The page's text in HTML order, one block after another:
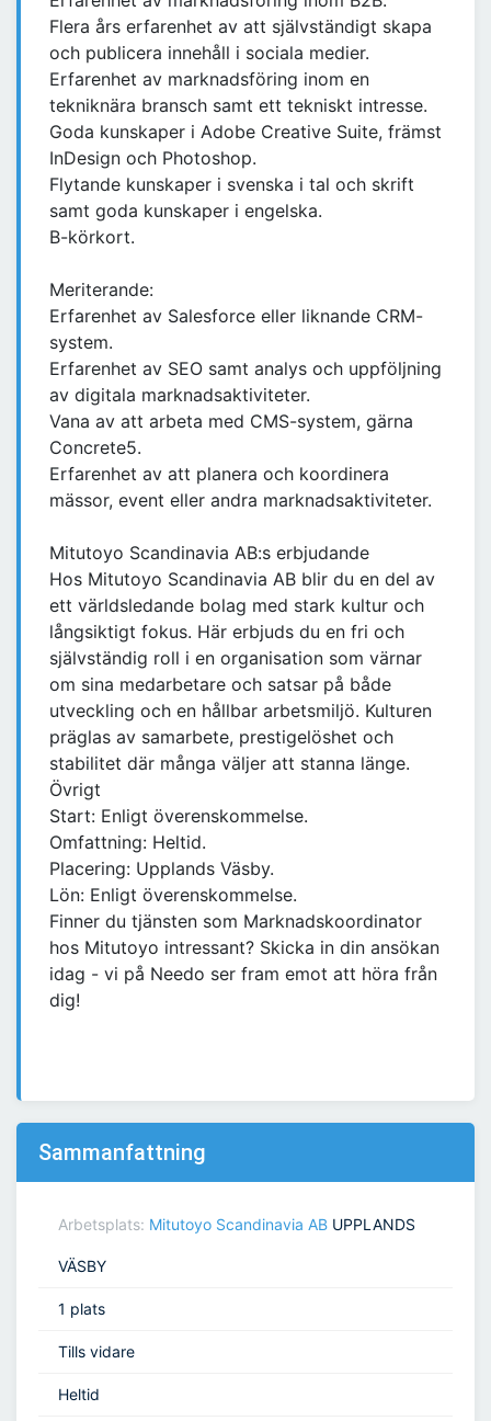
Flera års erfarenhet av att självständigt skapa
och publicera innehåll i sociala medier.
Erfarenhet av marknadsföring inom en
tekniknära bransch samt ett tekniskt intresse.
Goda kunskaper i Adobe Creative Suite, främst
InDesign och Photoshop.
Flytande kunskaper i svenska i tal och skrift
samt goda kunskaper i engelska.
B-körkort.
Meriterande:
Erfarenhet av Salesforce eller liknande CRM-
system.
Erfarenhet av SEO samt analys och uppföljning
av digitala marknadsaktiviteter.
Vana av att arbeta med CMS-system, gärna
Concrete5.
Erfarenhet av att planera och koordinera
mässor, event eller andra marknadsaktiviteter.
Mitutoyo Scandinavia AB:s erbjudande
Hos Mitutoyo Scandinavia AB blir du en del av
ett världsledande bolag med stark kultur och
långsiktigt fokus. Här erbjuds du en fri och
självständig roll i en organisation som värnar
om sina medarbetare och satsar på både
utveckling och en hållbar arbetsmiljö. Kulturen
präglas av samarbete, prestigelöshet och
stabilitet där många väljer att stanna länge.
Övrigt
Start: Enligt överenskommelse.
Omfattning: Heltid.
Placering: Upplands Väsby.
Lön: Enligt överenskommelse.
Finner du tjänsten som Marknadskoordinator
hos Mitutoyo intressant? Skicka in din ansökan
idag - vi på Needo ser fram emot att höra från
dig!
Sammanfattning
Arbetsplats: Mitutoyo Scandinavia AB UPPLANDS
VÄSBY
1 plats
Tills vidare
Heltid